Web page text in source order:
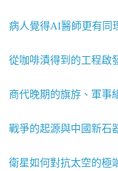
病人覺得AI醫師更有同
從咖啡漬得到的工程啟
商代晚期的旗斿、軍事
戰爭的起源與中國新石
衛星如何對抗太空的極